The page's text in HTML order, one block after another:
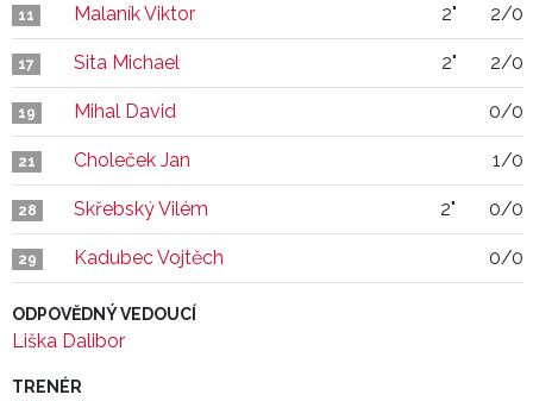
11 Malaník Viktor 2" 2/0
17 Sita Michael 2" 2/0
19 Mihal David 0/0
21 Choleček Jan 1/0
28 Skřebský Vilém 2" 0/0
29 Kadubec Vojtěch 0/0
ODPOVĚDNÝ VEDOUCÍ
Liška Dalibor
TRENÉR